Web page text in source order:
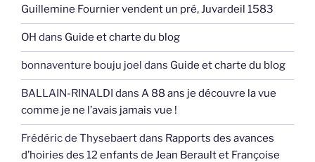
Guillemine Fournier vendent un pré, Juvardeil 1583
OH dans Guide et charte du blog
bonnaventure bouju joel dans Guide et charte du blog
BALLAIN-RINALDI dans A 88 ans je découvre la vue
comme je ne l’avais jamais vue !
Frédéric de Thysebaertdans Rapports des avances
d’hoiries des 12 enfants de Jean Berault et Françoise